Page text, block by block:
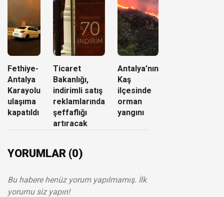
Fethiye-
Antalya
Karayolu
ulaşıma
kapatıldı
Ticaret
Bakanlığı,
indirimli satış
reklamlarında
şeffaflığı
artıracak
Antalya’nın
Kaş
ilçesinde
orman
yangını
YORUMLAR (0)
Bu habere henüz yorum yapılmamış. İlk
yorumu siz yapın!